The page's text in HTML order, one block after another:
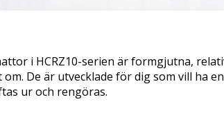
i HCRZ10-serien är formgjutna,
De är utvecklade för dig som vill ha
ur och rengöras.